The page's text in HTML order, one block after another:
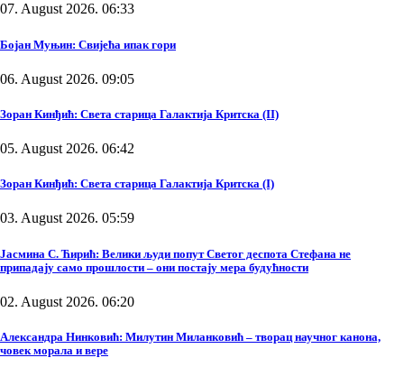
07. August 2026. 06:33
Бојан Муњин: Свијећа ипак гори
06. August 2026. 09:05
Зоран Кинђић: Света старица Галактија Критска (II)
05. August 2026. 06:42
Зоран Кинђић: Света старица Галактија Критска (I)
03. August 2026. 05:59
Јасмина С. Ћирић: Велики људи попут Светог деспота Стефана не
припадају само прошлости – они постају мера будућности
02. August 2026. 06:20
Александра Нинковић: Милутин Миланковић – творац научног канона,
човек морала и вере